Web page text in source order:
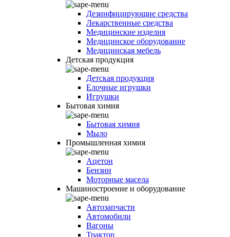
Дезинфицирующие средства
Лекарственные средства
Медицинские изделия
Медицинское оборудование
Медицинская мебель
Детская продукция
Детская продукция
Елочные игрушки
Игрушки
Бытовая химия
Бытовая химия
Мыло
Промышленная химия
Ацетон
Бензин
Моторные масела
Машиностроение и оборудование
Автозапчасти
Автомобили
Вагоны
Трактор